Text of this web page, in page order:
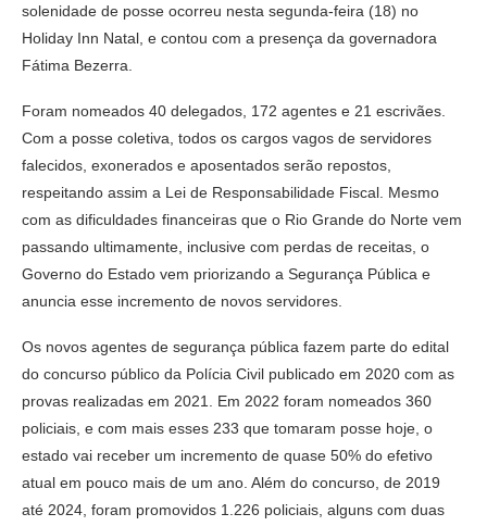
solenidade de posse ocorreu nesta segunda-feira (18) no
Holiday Inn Natal, e contou com a presença da governadora
Fátima Bezerra.
Foram nomeados 40 delegados, 172 agentes e 21 escrivães.
Com a posse coletiva, todos os cargos vagos de servidores
falecidos, exonerados e aposentados serão repostos,
respeitando assim a Lei de Responsabilidade Fiscal. Mesmo
com as dificuldades financeiras que o Rio Grande do Norte vem
passando ultimamente, inclusive com perdas de receitas, o
Governo do Estado vem priorizando a Segurança Pública e
anuncia esse incremento de novos servidores.
Os novos agentes de segurança pública fazem parte do edital
do concurso público da Polícia Civil publicado em 2020 com as
provas realizadas em 2021. Em 2022 foram nomeados 360
policiais, e com mais esses 233 que tomaram posse hoje, o
estado vai receber um incremento de quase 50% do efetivo
atual em pouco mais de um ano. Além do concurso, de 2019
até 2024, foram promovidos 1.226 policiais, alguns com duas